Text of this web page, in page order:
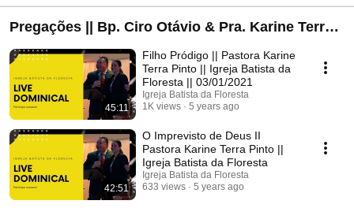
Pregações || Bp. Ciro Otávio & Pra. Karine Terra
Pinto || Igreja Batista da Floresta
45:11
Filho Pródigo || Pastora Karine
Terra Pinto || Igreja Batista da
Floresta || 03/01/2021
Igreja Batista da Floresta
1K views
5 years ago
42:51
O Imprevisto de Deus II
Pastora Karine Terra Pinto ||
Igreja Batista da Floresta
Igreja Batista da Floresta
633 views
5 years ago